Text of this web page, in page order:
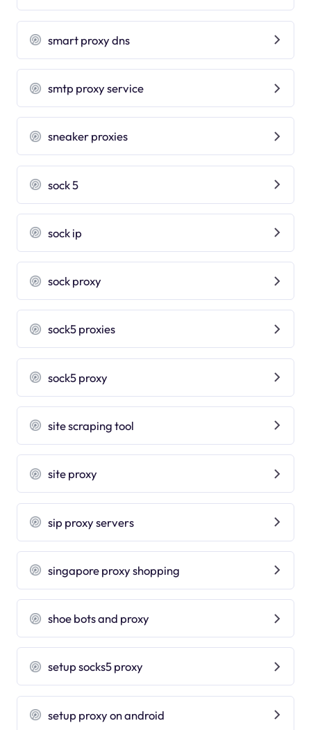
smart proxy dns
smtp proxy service
sneaker proxies
sock 5
sock ip
sock proxy
sock5 proxies
sock5 proxy
site scraping tool
site proxy
sip proxy servers
singapore proxy shopping
shoe bots and proxy
setup socks5 proxy
setup proxy on android